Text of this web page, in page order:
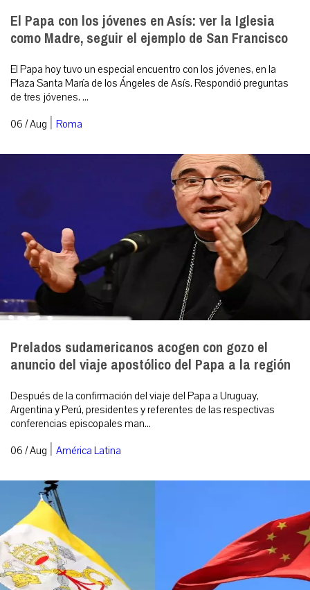
El Papa con los jóvenes en Asís: ver la Iglesia
como Madre, seguir el ejemplo de San Francisco
El Papa hoy tuvo un especial encuentro con los jóvenes, en la
Plaza Santa María de los Ángeles de Asís. Respondió preguntas
de tres jóvenes. ...
06 / Aug | Roma
Prelados sudamericanos acogen con gozo el
anuncio del viaje apostólico del Papa a la región
Después de la confirmación del viaje del Papa a Uruguay,
Argentina y Perú, presidentes y referentes de las respectivas
conferencias episcopales man...
06 / Aug | América Latina